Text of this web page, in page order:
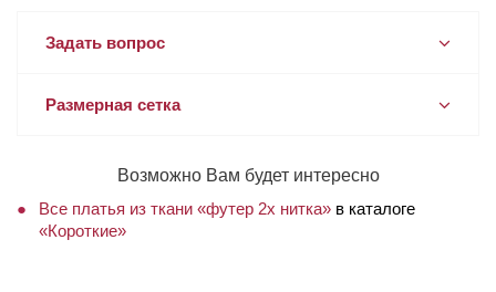
Задать вопрос
Размерная сетка
Возможно Вам будет интересно
Все платья из ткани «футер 2х нитка» в каталоге
«Короткие»